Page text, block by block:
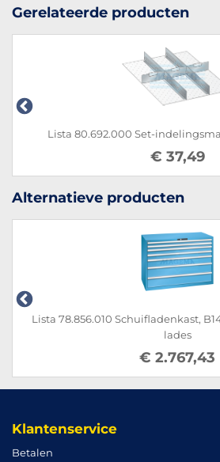
Gerelateerde producten
27E x 36E Lista
Alternatieve producten
B1431 x D725 x H1000, 7
Klantenservice
Betalen